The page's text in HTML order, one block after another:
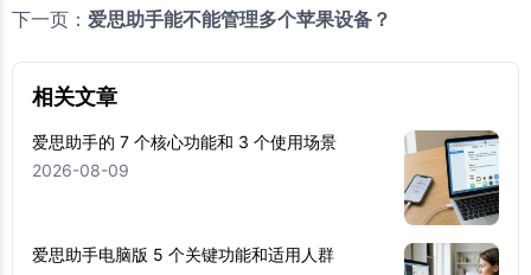
下一页： 爱思助手能不能管理多个苹果设备？
相关文章
爱思助手的 7 个核心功能和 3 个使用场景
2026-08-09
爱思助手电脑版 5 个关键功能和适用人群